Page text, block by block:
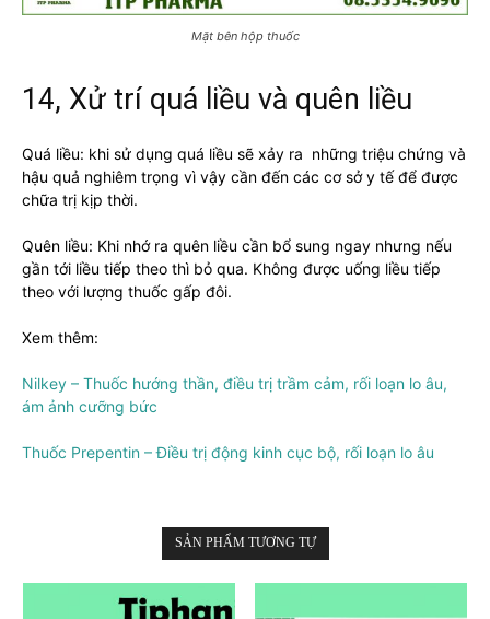
Mặt bên hộp thuốc
14, Xử trí quá liều và quên liều
Quá liều: khi sử dụng quá liều sẽ xảy ra những triệu chứng và
hậu quả nghiêm trọng vì vậy cần đến các cơ sở y tế để được
chữa trị kịp thời.
Quên liều: Khi nhớ ra quên liều cần bổ sung ngay nhưng nếu
gần tới liều tiếp theo thì bỏ qua. Không được uống liều tiếp
theo với lượng thuốc gấp đôi.
Xem thêm:
Nilkey – Thuốc hướng thần, điều trị trầm cảm, rối loạn lo âu,
ám ảnh cưỡng bức
Thuốc Prepentin – Điều trị động kinh cục bộ, rối loạn lo âu
SẢN PHẨM TƯƠNG TỰ